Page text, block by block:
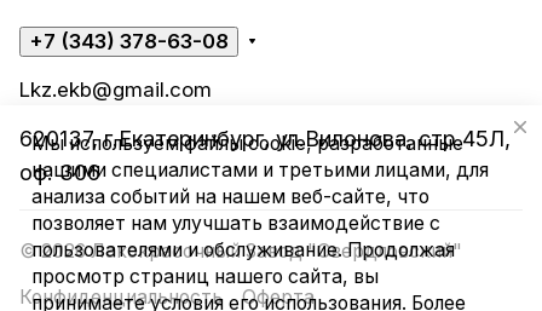
+7 (343) 378-63-08
Lkz.ekb@gmail.com
620137, г.Екатеринбург, ул.Вилонова, стр.45Л,
оф. 306
© 2026 Лакокрасочный Завод "Свердловский"
Конфиденциальность
Оферта
Мы используем файлы cookie, разработанные
нашими специалистами и третьими лицами, для
анализа событий на нашем веб-сайте, что
позволяет нам улучшать взаимодействие с
пользователями и обслуживание. Продолжая
просмотр страниц нашего сайта, вы
принимаете условия его использования. Более